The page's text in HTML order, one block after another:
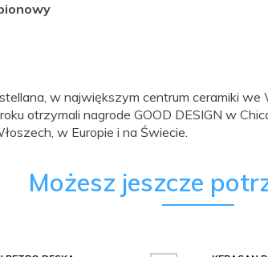
w największym centrum ceramiki we
otrzymali nagrode GOOD DESIGN w
w Europie i na Świecie.
Możesz jeszcze